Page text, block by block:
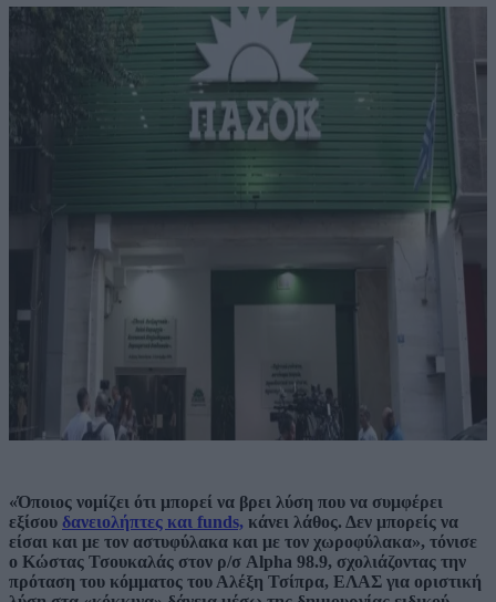
«Όποιος νομίζει ότι μπορεί να βρει λύση που να συμφέρει
εξίσου δανειολήπτες και funds, κάνει λάθος. Δεν μπορείς να
είσαι και με τον αστυφύλακα και με τον χωροφύλακα», τόνισε
ο Κώστας Τσουκαλάς στον ρ/σ Alpha 98.9, σχολιάζοντας την
πρόταση του κόμματος του Αλέξη Τσίπρα, ΕΛΑΣ για οριστική